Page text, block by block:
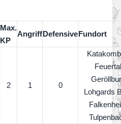
Max.
KP
AngriffDefensiveFundort
2 1 0
Feuertal
Lohgards